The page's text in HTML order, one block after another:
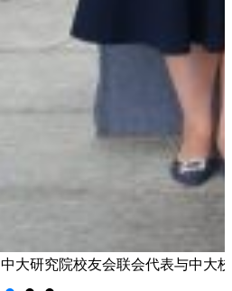
大研究院校友会联会代表与中大